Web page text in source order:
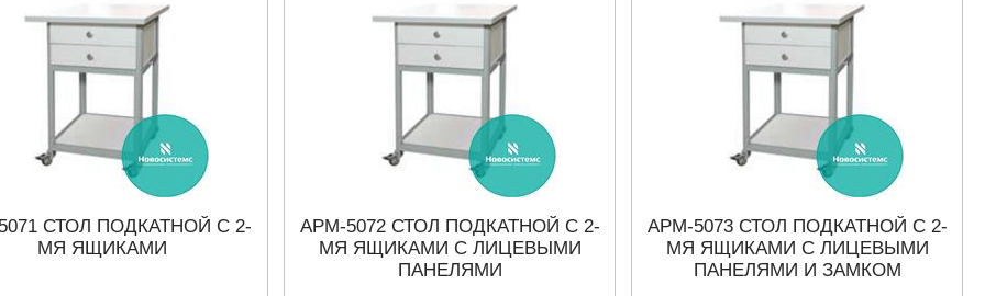
СТОЛ ПОДКАТНОЙ С 2-
МЯ ЯЩИКАМИ
АРМ-5072 СТОЛ ПОДКАТНОЙ С 2-
МЯ ЯЩИКАМИ С ЛИЦЕВЫМИ
ПАНЕЛЯМИ
АРМ-5073 СТОЛ ПОДКАТНОЙ С 2-
МЯ ЯЩИКАМИ С ЛИЦЕВЫМИ
ПАНЕЛЯМИ И ЗАМКОМ